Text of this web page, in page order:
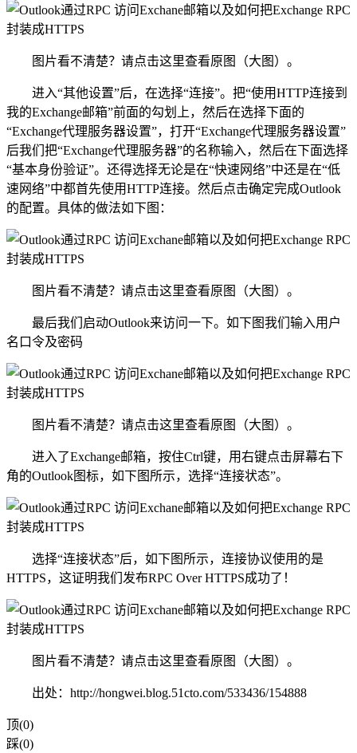
图片看不清楚？请点击这里查看原图（大图）。
进入“其他设置”后，在选择“连接”。把“使用HTTP连接到
我的Exchange邮箱”前面的勾划上，然后在选择下面的
“Exchange代理服务器设置”，打开“Exchange代理服务器设置”
后我们把“Exchange代理服务器”的名称输入，然后在下面选择
“基本身份验证”。还得选择无论是在“快速网络”中还是在“低
速网络”中都首先使用HTTP连接。然后点击确定完成Outlook
的配置。具体的做法如下图：
图片看不清楚？请点击这里查看原图（大图）。
最后我们启动Outlook来访问一下。如下图我们输入用户
名口令及密码
图片看不清楚？请点击这里查看原图（大图）。
进入了Exchange邮箱，按住Ctrl键，用右键点击屏幕右下
角的Outlook图标，如下图所示，选择“连接状态”。
选择“连接状态”后，如下图所示，连接协议使用的是
HTTPS，这证明我们发布RPC Over HTTPS成功了！
图片看不清楚？请点击这里查看原图（大图）。
出处：http://hongwei.blog.51cto.com/533436/154888
顶(0)
踩(0)